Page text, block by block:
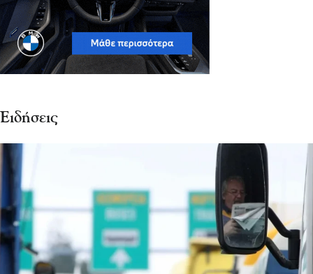
Ειδήσεις